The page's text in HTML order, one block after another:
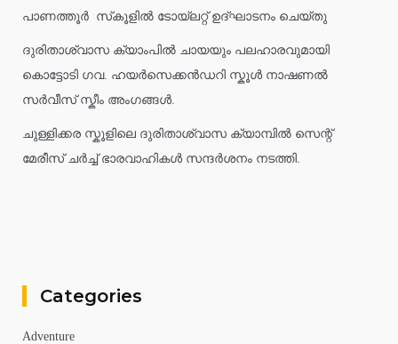
പാണത്തൂർ സ്‌കൂളിൽ ടോയ്ലറ്റ് ഉദ്ഘാടനം ചെയ്തു
ദുരിതാശ്വാസ ക്യാംപിൽ ചായയും പലഹാരവുമായി
കൊട്ടോടി ഗവ. ഹയർസെക്കൻഡറി സ്കൂൾ നാഷണൽ
സർവീസ് സ്കീം അംഗങ്ങൾ.
ചുള്ളിക്കര സ്കൂളിലെ ദുരിതാശ്വാസ ക്യാമ്പിൽ സെന്റ്
മേരീസ് ചർച്ച് ഭാരവാഹികൾ സന്ദർശനം നടത്തി.
Categories
Adventure